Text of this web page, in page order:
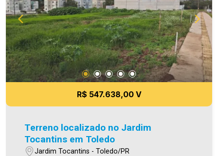
R$ 547.638,00 V
Terreno localizado no Jardim
Tocantins em Toledo
Jardim Tocantins - Toledo/PR